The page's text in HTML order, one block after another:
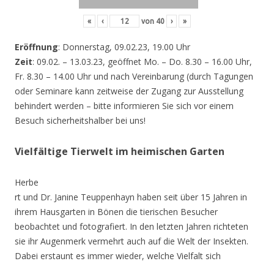
« ‹ von 40 › »
Eröffnung: Donnerstag, 09.02.23, 19.00 Uhr
Zeit: 09.02. – 13.03.23, geöffnet Mo. – Do. 8.30 – 16.00 Uhr,
Fr. 8.30 – 14.00 Uhr und nach Vereinbarung (durch Tagungen
oder Seminare kann zeitweise der Zugang zur Ausstellung
behindert werden – bitte informieren Sie sich vor einem
Besuch sicherheitshalber bei uns!
Vielfältige Tierwelt im heimischen Garten
Herbe
rt und Dr. Janine Teuppenhayn haben seit über 15 Jahren in
ihrem Hausgarten in Bönen die tierischen Besucher
beobachtet und fotografiert. In den letzten Jahren richteten
sie ihr Augenmerk vermehrt auch auf die Welt der Insekten.
Dabei erstaunt es immer wieder, welche Vielfalt sich